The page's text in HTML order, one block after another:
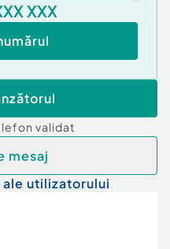
XXX
validat
mesaj
ale utilizatorului